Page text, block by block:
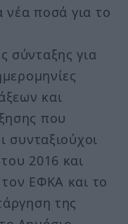
νέα ποσά για το
σύνταξης για
και
που
συνταξιούχοι
2016 και
ΕΦΚΑ και το
της